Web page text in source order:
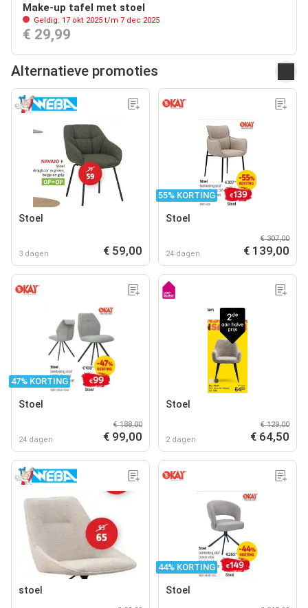
Make-up tafel met stoel
Geldig: 17 okt 2025 t/m 7 dec 2025
€ 29,99
Alternatieve promoties
Stoel
3 dagen € 59,00
55% KORTING
Stoel
24 dagen
€ 307,00
€ 139,00
47% KORTING
Stoel
24 dagen
€ 188,00
€ 99,00
Stoel
2 dagen
€ 129,00
€ 64,50
stoel
44% KORTING
Stoel